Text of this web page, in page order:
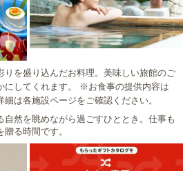
りを盛り込んだお料理。美味しい旅館のご
にしてくれます。 ※お食事の提供内容は
は各施設ページをご確認ください。
自然を眺めながら過ごすひととき。仕事も
る時間です。